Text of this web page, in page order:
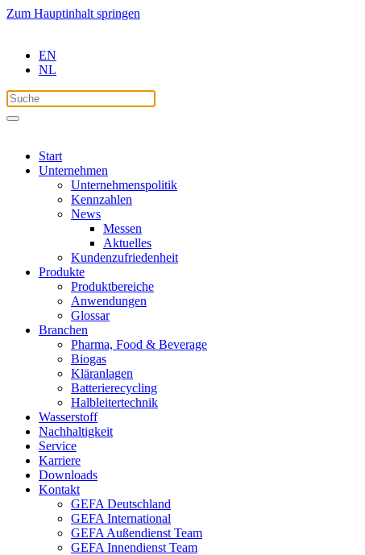
Zum Hauptinhalt springen
EN
NL
Start
Unternehmen
Unternehmenspolitik
Kennzahlen
News
Messen
Aktuelles
Kundenzufriedenheit
Produkte
Produktbereiche
Anwendungen
Glossar
Branchen
Pharma, Food & Beverage
Biogas
Kläranlagen
Batterierecycling
Halbleitertechnik
Wasserstoff
Nachhaltigkeit
Service
Karriere
Downloads
Kontakt
GEFA Deutschland
GEFA International
GEFA Außendienst Team
GEFA Innendienst Team